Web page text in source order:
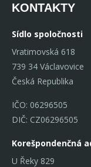
KONTAKTY
Sídlo spoločnosti
Vratimovská 618
739 34 Václavovice
Česká Republika
IČO: 06296505
DIČ: CZ06296505
Korešpondenčná
U Řeky 829